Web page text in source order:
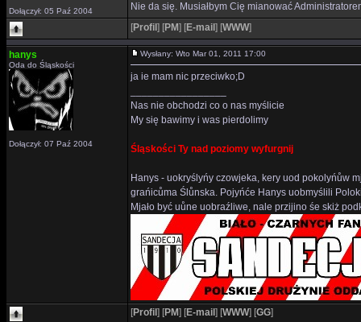
Dołączył: 05 Paź 2004
Nie da się. Musiałbym Cię mianować
[Profil ] [PM] [E-mail ] [WWW]
hanys
Oda do Śląskości
Dołączył: 07 Paź 2004
Wysłany: Wto Mar 01, 2011 17:00
ja ie mam nic przeciwko;D
Nas nie obchodzi co o nas myślicie
My się bawimy i was pierdolimy
Śląskości Ty nad poziomy wyfurgnij
Hanys - uokryślyńy czowjeka, kery uod pokolyńůw
grańicůma Ślůnska. Pojyńće Hanys uobmyślili
Mjało być uůne uobraźliwe, nale przijino śe skiż
[Profil ] [PM] [E-mail ] [WWW] [GG]